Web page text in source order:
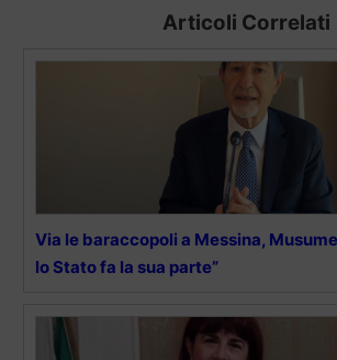
Articoli Correlati
Via le baraccopoli a Messina,
lo Stato fa la sua parte”